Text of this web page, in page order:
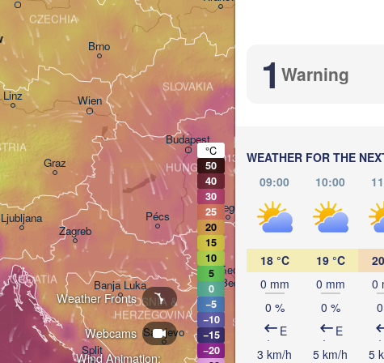
1 Warning
WEATHER FOR THE
09:00
10:00
18 °C
0 mm
0 %
E
3 km/h
19 °C
0 mm
0 %
E
5 km/h
0
5
Wind Animation:
Webcams
Weather Fronts
Brno
CZECHIA
Wien
Budapest
Београд
(Beograd)
Zagreb
Linz
Ниш
(Niš)
Sarajevo
Ljubljana
Košice
Split
Szeged
Banja Luka
Pécs
Graz HUNGARY
SERBIA
CROATIA
BOSNIA &
HERZEGOVINA
SLOVAKIA
Craiova
Cluj-Napoca
L
°C
50
40
30
25
20
15
10
5
0
−5
−10
−15
−20